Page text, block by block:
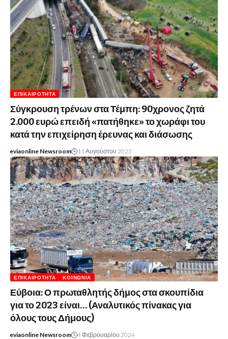
ΕΠΙΚΑΙΡΌΤΗΤΑ
Σύγκρουση τρένων στα Τέμπη: 90χρονος ζητά
2.000 ευρώ επειδή «πατήθηκε» το χωράφι του
κατά την επιχείρηση έρευνας και διάσωσης
eviaonline Newsroom 11 Αυγούστου 2023
ΕΠΙΚΑΙΡΌΤΗΤΑ ΚΟΙΝΩΝΊΑ
Εύβοια: Ο πρωταθλητής δήμος στα σκουπίδια
για το 2023 είναι… (Αναλυτικός πίνακας για
όλους τους Δήμους)
eviaonline Newsroom 4 Φεβρουαρίου 2024